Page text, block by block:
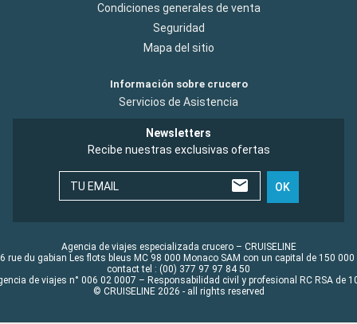
Condiciones generales de venta
Seguridad
Mapa del sitio
Información sobre crucero
Servicios de Asistencia
Newsletters
Recibe nuestras exclusivas ofertas
TU EMAIL OK
Agencia de viajes especializada crucero – CRUISELINE
rue du gabian Les flots bleus MC 98 000 Monaco SAM con un capital de 150 000
contact tel : (00) 377 97 97 84 50
de viajes n° 006 02 0007 – Responsabilidad civil y profesional RC RSA de
© CRUISELINE 2026 - all rights reserved